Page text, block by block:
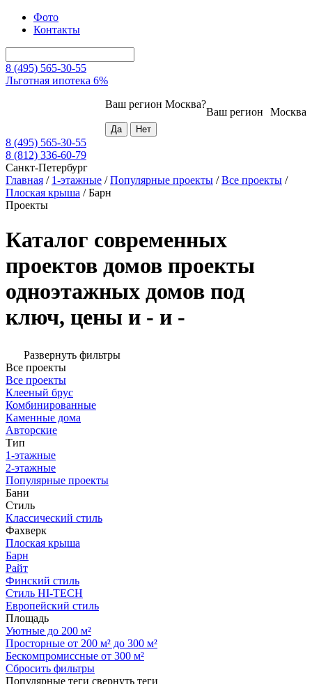
Фото
Контакты
8 (495) 565-30-55
Льготная ипотека 6%
Москва
Ваш регион
Ваш регион Москва?
8 (495) 565-30-55
8 (812) 336-60-79
Санкт-Петербург
Главная / 1-этажные /Популярные проекты /Все проекты /
Плоская крыша /Барн
Проекты
Каталог современных
проектов домов проекты
одноэтажных домов под
ключ, цены и - и -
Развернуть фильтры
Все проекты
Все проекты
Клееный брус
Комбинированные
Каменные дома
Авторские
Тип
1-этажные
2-этажные
Популярные проекты
Бани
Стиль
Классический стиль
Фахверк
Плоская крыша
Барн
Райт
Финский стиль
Стиль HI-TECH
Европейский стиль
Площадь
Уютные до 200 м²
Просторные от 200 м² до 300 м²
Бескомпромиссные от 300 м²
Сбросить фильтры
Популярные теги свернуть теги